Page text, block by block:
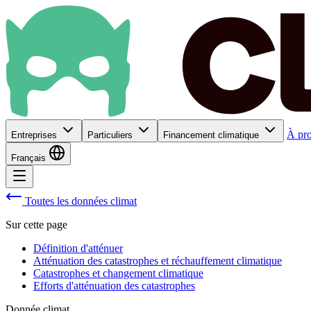
Entreprises Particuliers Financement climatique À
Français
Toutes les données climat
Sur cette page
Définition d'atténuer
Atténuation des catastrophes et réchauffement climatique
Catastrophes et changement climatique
Efforts d'atténuation des catastrophes